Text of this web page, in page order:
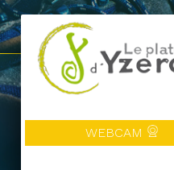
WEBCAM